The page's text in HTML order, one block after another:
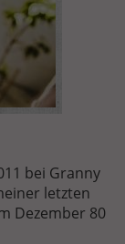
bei Granny
letzten
Dezember 80